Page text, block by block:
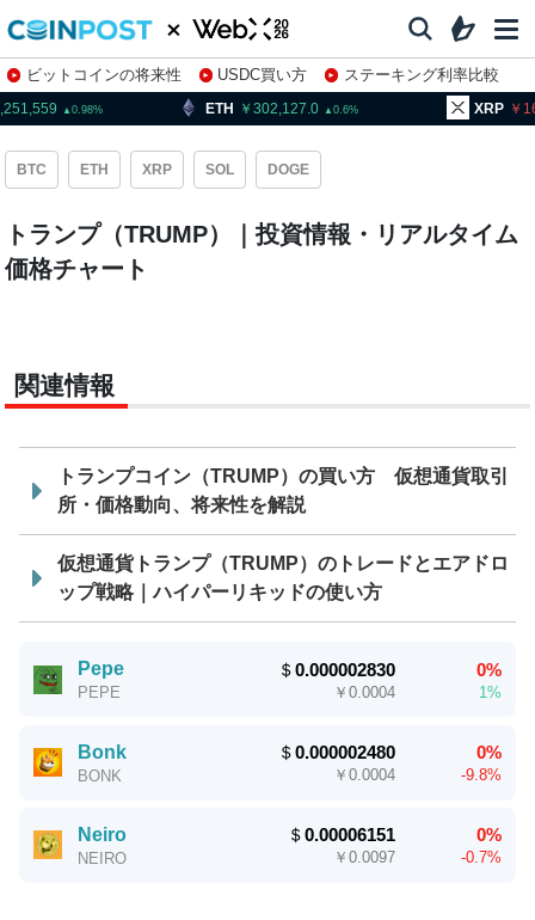
ビットコインの将来性 USDC買い方
ステーキング利率比較
株特集・関連銘柄
0.98 ETH 302,127.0 0.6 XRP
BTC ETH XRP SOL DOGE
トランプ（TRUMP）｜投資情報・リアルタイム
価格チャート
関連情報
トランプコイン（TRUMP）の買い方 仮想通貨取引
所・価格動向、将来性を解説
仮想通貨トランプ（TRUMP）のトレードとエアドロ
ップ戦略｜ハイパーリキッドの使い方
Pepe
PEPE
＄0.000002830
￥ 0.0004
0%
1%
Bonk
BONK
＄0.000002480
￥ 0.0004
0%
-9.8%
Neiro
NEIRO
＄0.00006151
￥ 0.0097
0%
-0.7%